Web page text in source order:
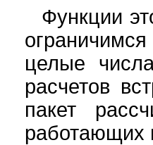
Функции
целые
расчетов
пакет
работающих